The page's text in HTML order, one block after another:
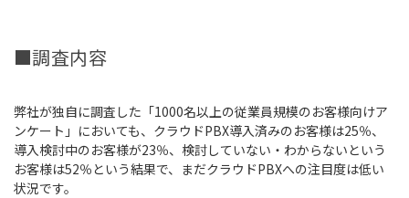
■調査内容
弊社が独自に調査した「1000名以上の従業員規模のお客様向けア
ンケート」においても、クラウドPBX導入済みのお客様は25％、
導入検討中のお客様が23％、検討していない・わからないという
お客様は52％という結果で、まだクラウドPBXへの注目度は低い
状況です。